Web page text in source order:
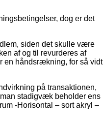
dog er det
siden det skulle være
af og til revurderes af
en håndsrækning, for så vidt
på transaktionen,
stadigvæk beholder ens
-Horisontal – sort akryl –